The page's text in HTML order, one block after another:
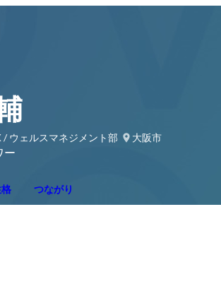
ウェルスマネジメント部
大阪市
ー
つながり